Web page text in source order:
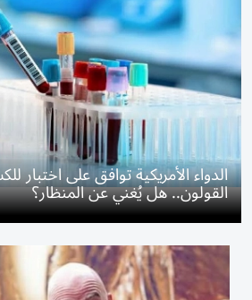
الدواء الأمريكية توافق على
القولون.. هل يُغني عن المنظار؟